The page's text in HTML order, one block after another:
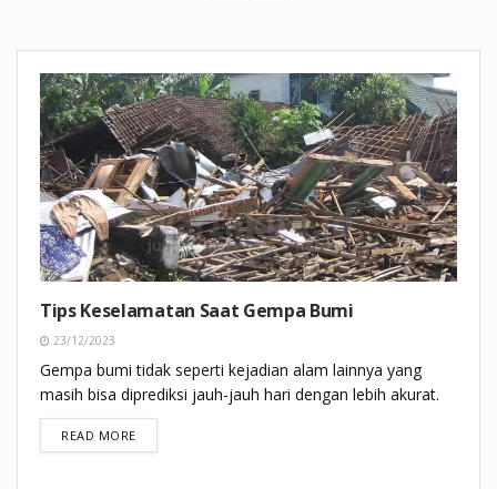
Tips Keselamatan Saat Gempa Bumi
23/12/2023
Gempa bumi tidak seperti kejadian alam lainnya yang
masih bisa diprediksi jauh-jauh hari dengan lebih akurat.
READ MOREDETAILS